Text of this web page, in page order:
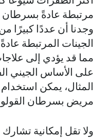
مرتبطة عادةً بسرطان
وجدنا أن عددًا كبيرًا
الجينات المرتبطة
مما قد يؤدي إلى
على الأساس الجيني
المثال، يمكن
مريض بسرطان
ولا تقل إمكانية